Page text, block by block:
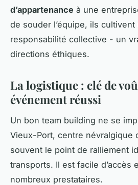
d’appartenance à une
de souder l’équipe, ils
responsabilité collective - un
directions éthiques.
La logistique : clé de
événement réussi
Un bon team building ne se
Vieux-Port, centre névralgique
souvent le point de ralliement
transports. Il est facile d’accès
nombreux prestataires.